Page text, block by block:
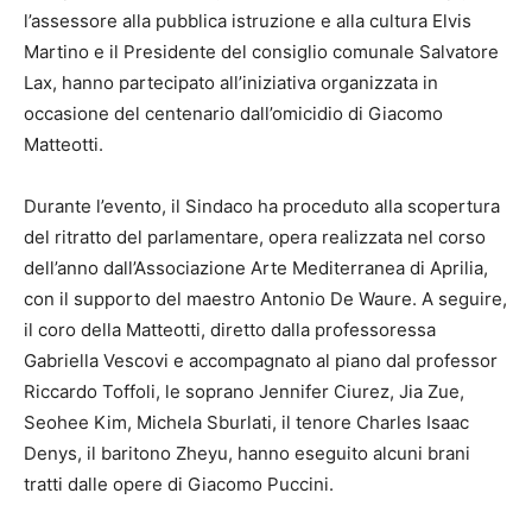
l’assessore alla pubblica istruzione e alla cultura Elvis
Martino e il Presidente del consiglio comunale Salvatore
Lax, hanno partecipato all’iniziativa organizzata in
occasione del centenario dall’omicidio di Giacomo
Matteotti.
Durante l’evento, il Sindaco ha proceduto alla scopertura
del ritratto del parlamentare, opera realizzata nel corso
dell’anno dall’Associazione Arte Mediterranea di Aprilia,
con il supporto del maestro Antonio De Waure. A seguire,
il coro della Matteotti, diretto dalla professoressa
Gabriella Vescovi e accompagnato al piano dal professor
Riccardo Toffoli, le soprano Jennifer Ciurez, Jia Zue,
Seohee Kim, Michela Sburlati, il tenore Charles Isaac
Denys, il baritono Zheyu, hanno eseguito alcuni brani
tratti dalle opere di Giacomo Puccini.